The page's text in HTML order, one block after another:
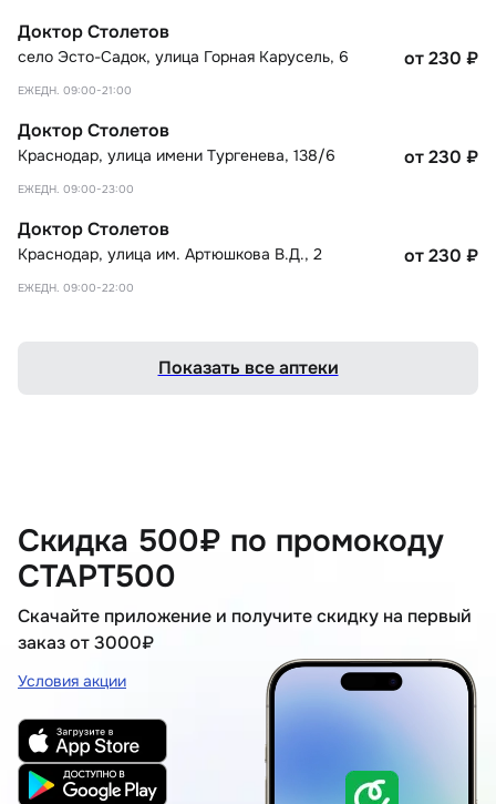
Доктор Столетов
село Эсто-Садок, улица Горная Карусель, 6
ЕЖЕДН. 09:00-21:00
от 230 ₽
Доктор Столетов
Краснодар, улица имени Тургенева, 138/6
ЕЖЕДН. 09:00-23:00
от 230 ₽
Доктор Столетов
Краснодар, улица им. Артюшкова В.Д., 2
ЕЖЕДН. 09:00-22:00
от 230 ₽
Показать все аптеки
Скидка 500₽ по промокоду
СТАРТ500
Скачайте приложение и получите скидку на первый
заказ от 3000₽
Условия акции